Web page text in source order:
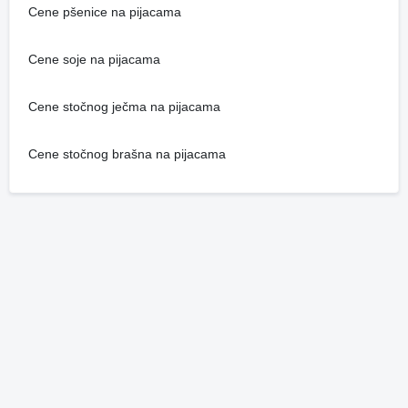
Cene pšenice na pijacama
Cene soje na pijacama
Cene stočnog ječma na pijacama
Cene stočnog brašna na pijacama